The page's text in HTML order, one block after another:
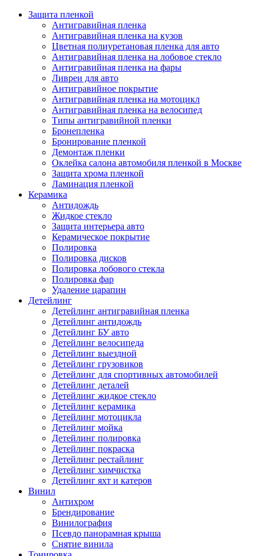
Защита пленкой
Антигравийная пленка
Антигравийная пленка на кузов
Цветная полиуретановая пленка для авто
Антигравийная пленка на лобовое стекло
Антигравийная пленка на фары
Ливреи для авто
Антигравийное покрытие
Антигравийная пленка на мотоцикл
Антигравийная пленка на велосипед
Типы антигравийной пленки
Бронепленка
Бронирование пленкой
Демонтаж пленки
Оклейка салона автомобиля пленкой в Москве
Защита хрома пленкой
Ламинация пленкой
Керамика
Антидождь
Жидкое стекло
Защита интерьера авто
Керамическое покрытие
Полировка
Полировка дисков
Полировка лобового стекла
Полировка фар
Удаление царапин
Детейлинг
Детейлинг антигравийная пленка
Детейлинг антидождь
Детейлинг БУ авто
Детейлинг велосипеда
Детейлинг выездной
Детейлинг грузовиков
Детейлинг для спортивных автомобилей
Детейлинг деталей
Детейлинг жидкое стекло
Детейлинг керамика
Детейлинг мотоцикла
Детейлинг мойка
Детейлинг полировка
Детейлинг покраска
Детейлинг рестайлинг
Детейлинг химчистка
Детейлинг яхт и катеров
Винил
Антихром
Брендирование
Винилография
Псевдо панорамная крыша
Снятие винила